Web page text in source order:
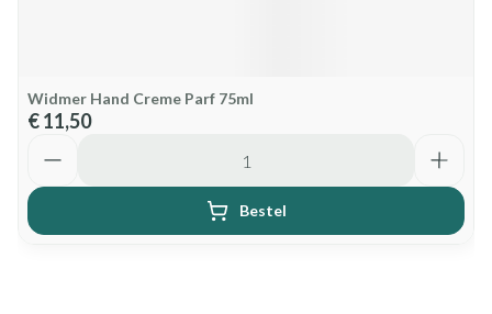
Widmer Hand Creme Parf 75ml
€ 11,50
Bestel